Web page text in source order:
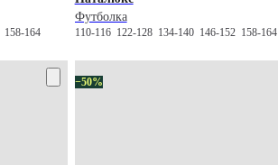
158-164
Футболка
110-116 122-128 134-140 146-152 158-164
−50%